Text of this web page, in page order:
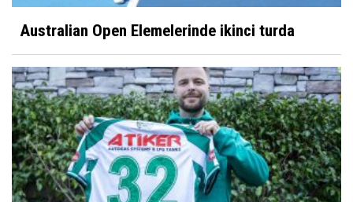
Australian Open Elemelerinde ikinci turda